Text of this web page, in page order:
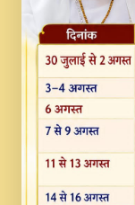
NEW
FULL
Na To
Divine
Radha
Song By